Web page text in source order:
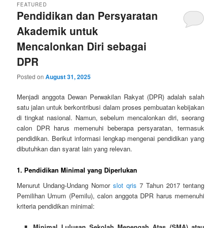
Pendidikan dan Persyaratan
Akademik untuk
Mencalonkan Diri sebagai
DPR
FEATURED
Posted onAugust 31, 2025
Menjadi anggota Dewan Perwakilan Rakyat (DPR) adalah salah
satu jalan untuk berkontribusi dalam proses pembuatan kebijakan
di tingkat nasional. Namun, sebelum mencalonkan diri, seorang
calon DPR harus memenuhi beberapa persyaratan, termasuk
pendidikan. Berikut informasi lengkap mengenai pendidikan yang
dibutuhkan dan syarat lain yang relevan.
1. Pendidikan Minimal yang Diperlukan
Menurut Undang-Undang Nomorslot qris 7 Tahun 2017 tentang
Pemilihan Umum (Pemilu), calon anggota DPR harus memenuhi
kriteria pendidikan minimal: